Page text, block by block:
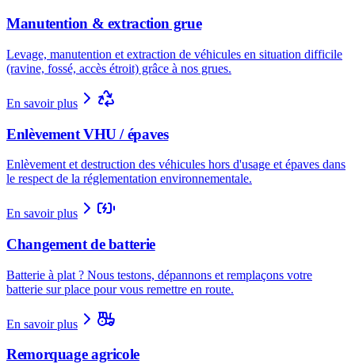
Manutention & extraction grue
Levage, manutention et extraction de véhicules en situation difficile
(ravine, fossé, accès étroit) grâce à nos grues.
En savoir plus
Enlèvement VHU / épaves
Enlèvement et destruction des véhicules hors d'usage et épaves dans
le respect de la réglementation environnementale.
En savoir plus
Changement de batterie
Batterie à plat ? Nous testons, dépannons et remplaçons votre
batterie sur place pour vous remettre en route.
En savoir plus
Remorquage agricole